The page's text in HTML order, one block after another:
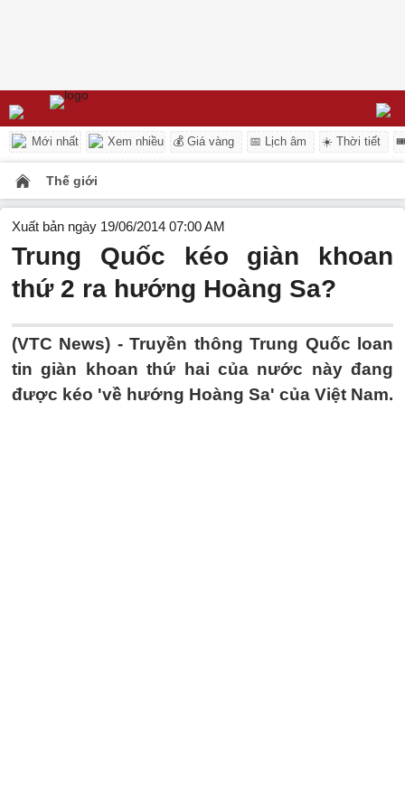
Mới nhất Xem nhiều 💰 Giá vàng 📅 Lịch âm ☀️ Thời tiết
Thế giới
Xuất bản ngày 19/06/2014 07:00 AM
Trung Quốc kéo giàn khoan
thứ 2 ra hướng Hoàng Sa?
(VTC News) - Truyền thông Trung Quốc loan
tin giàn khoan thứ hai của nước này đang
được kéo 'về hướng Hoàng Sa' của Việt Nam.